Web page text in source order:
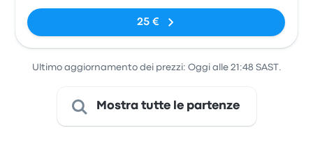
25 €
Ultimo aggiornamento dei prezzi: Oggi alle 21:48 SAST.
Mostra tutte le partenze